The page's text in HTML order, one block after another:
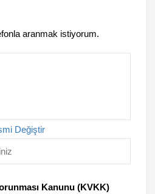
aranmak istiyorum.
Değiştir
Kanunu (KVKK)